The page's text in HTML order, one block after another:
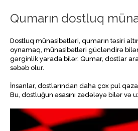
Qumarın dostluq
Dostluq münasibətləri, qumarın təsiri
oynamaq, münasibətləri gücləndirə
gərginlik yarada bilər. Qumar, dostlar
səbəb olur.
İnsanlar, dostlarından daha çox pul
Bu, dostluğun əsasını zədələyə bilər